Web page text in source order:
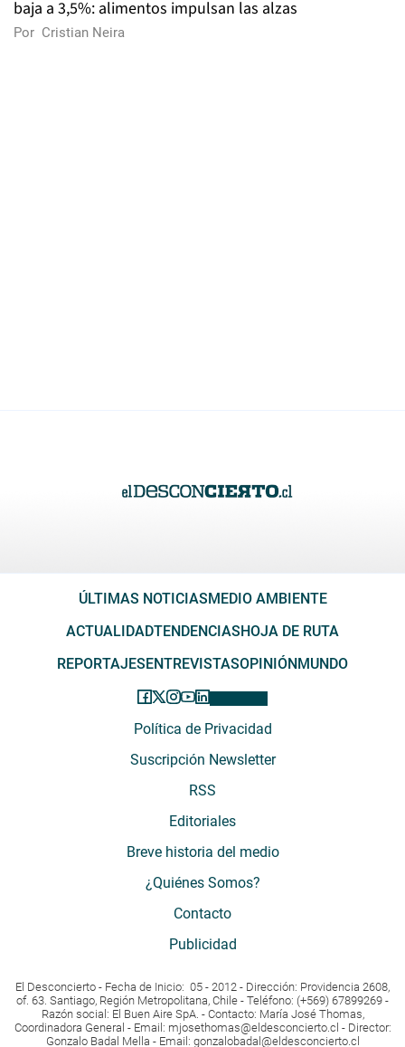
baja a 3,5%: alimentos impulsan las alzas
Por Cristian Neira
ÚLTIMAS NOTICIAS MEDIO AMBIENTE
ACTUALIDADTENDENCIAS HOJA DE RUTA
REPORTAJES ENTREVISTASOPINIÓN MUNDO
Política de Privacidad
Suscripción Newsletter
RSS
Editoriales
Breve historia del medio
¿Quiénes Somos?
Contacto
Publicidad
El Desconcierto - Fecha de Inicio: 05 - 2012 - Dirección: Providencia 2608,
of. 63. Santiago, Región Metropolitana, Chile - Teléfono: (+569) 67899269 -
Razón social: El Buen Aire SpA. - Contacto: María José Thomas,
Coordinadora General - Email: mjosethomas@eldesconcierto.cl - Director:
Gonzalo Badal Mella - Email: gonzalobadal@eldesconcierto.cl